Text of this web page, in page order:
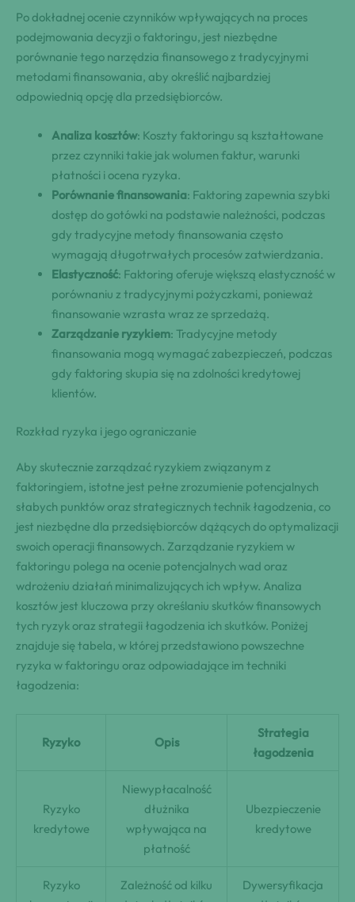
Po dokładnej ocenie czynników wpływających na proces
podejmowania decyzji o faktoringu, jest niezbędne
porównanie tego narzędzia finansowego z tradycyjnymi
metodami finansowania, aby określić najbardziej
odpowiednią opcję dla przedsiębiorców.
Analiza kosztów: Koszty faktoringu są kształtowane
przez czynniki takie jak wolumen faktur, warunki
płatności i ocena ryzyka.
Porównanie finansowania: Faktoring zapewnia szybki
dostęp do gotówki na podstawie należności, podczas
gdy tradycyjne metody finansowania często
wymagają długotrwałych procesów zatwierdzania.
Elastyczność: Faktoring oferuje większą elastyczność w
porównaniu z tradycyjnymi pożyczkami, ponieważ
finansowanie wzrasta wraz ze sprzedażą.
Zarządzanie ryzykiem: Tradycyjne metody
finansowania mogą wymagać zabezpieczeń, podczas
gdy faktoring skupia się na zdolności kredytowej
klientów.
Rozkład ryzyka i jego ograniczanie
Aby skutecznie zarządzać ryzykiem związanym z
faktoringiem, istotne jest pełne zrozumienie potencjalnych
słabych punktów oraz strategicznych technik łagodzenia, co
jest niezbędne dla przedsiębiorców dążących do optymalizacji
swoich operacji finansowych. Zarządzanie ryzykiem w
faktoringu polega na ocenie potencjalnych wad oraz
wdrożeniu działań minimalizujących ich wpływ. Analiza
kosztów jest kluczowa przy określaniu skutków finansowych
tych ryzyk oraz strategii łagodzenia ich skutków. Poniżej
znajduje się tabela, w której przedstawiono powszechne
ryzyka w faktoringu oraz odpowiadające im techniki
łagodzenia:
Ryzyko Opis
Strategia
łagodzenia
Ryzyko
kredytowe
Niewypłacalność
dłużnika
wpływająca na
płatność
Ubezpieczenie
kredytowe
Ryzyko
Zależność od kilku
Dywersyfikacja